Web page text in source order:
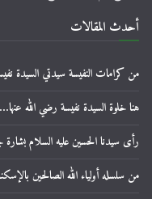
أحدث المقالات
من كرامات النفيسة سيدتي السيدة
هنا خلوة السيدة نفيسة رضي الله
رأى سيدنا الحسين عليه السلام
من سلسله أولياء الله الصالحين